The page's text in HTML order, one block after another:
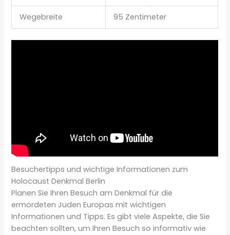
Wegebreite 95 Zentimeter
Besuchertipps und wichtige Informationen zum
Holocaust Denkmal Berlin
Planen Sie Ihren Besuch am Denkmal für die
ermordeten Juden Europas mit wichtigen
Informationen und Tipps. Es gibt viele Aspekte, die Sie
beachten sollten, um Ihren Besuch so informativ wie